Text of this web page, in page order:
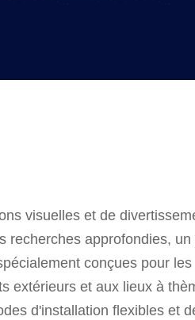
visuelles et de
approfondies,
conçues pour
extérieurs et aux lieux à
d'installation flexibles et